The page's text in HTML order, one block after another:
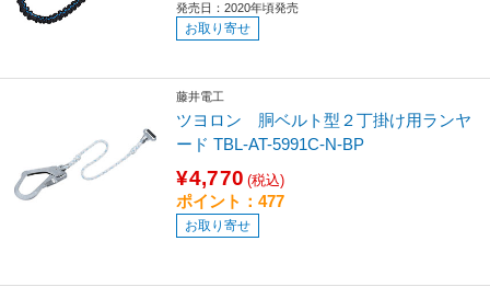
発売日：2020年頃発売
お取り寄せ
藤井電工
ツヨロン 胴ベルト型２丁掛け用ランヤ
ード TBL-AT-5991C-N-BP
¥4,770 (税込)
ポイント：477
お取り寄せ